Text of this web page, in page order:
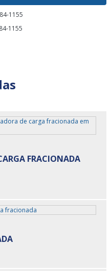
em sp
preço
em sp
preço
são paulo
valor
1155
1155
FRACIONADA